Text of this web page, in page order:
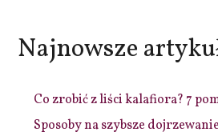
Najnowsze
Co zrobić z liści kalafiora? 7
Sposoby na szybsze